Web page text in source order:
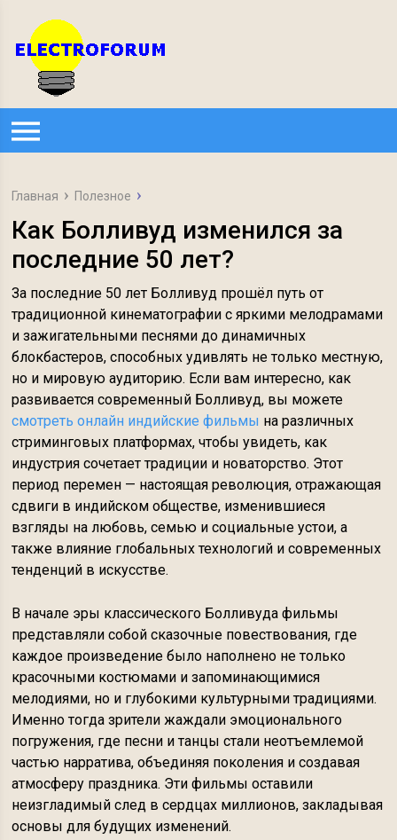
Главная Полезное
Как Болливуд изменился за
последние 50 лет?
За последние 50 лет Болливуд прошёл путь от
традиционной кинематографии с яркими мелодрамами
и зажигательными песнями до динамичных
блокбастеров, способных удивлять не только местную,
но и мировую аудиторию. Если вам интересно, как
развивается современный Болливуд, вы можете
смотреть онлайн индийские фильмы на различных
стриминговых платформах, чтобы увидеть, как
индустрия сочетает традиции и новаторство. Этот
период перемен — настоящая революция, отражающая
сдвиги в индийском обществе, изменившиеся
взгляды на любовь, семью и социальные устои, а
также влияние глобальных технологий и современных
тенденций в искусстве.
В начале эры классического Болливуда фильмы
представляли собой сказочные повествования, где
каждое произведение было наполнено не только
красочными костюмами и запоминающимися
мелодиями, но и глубокими культурными традициями.
Именно тогда зрители жаждали эмоционального
погружения, где песни и танцы стали неотъемлемой
частью нарратива, объединяя поколения и создавая
атмосферу праздника. Эти фильмы оставили
неизгладимый след в сердцах миллионов, закладывая
основы для будущих изменений.